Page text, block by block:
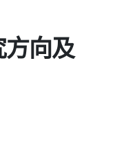
向及